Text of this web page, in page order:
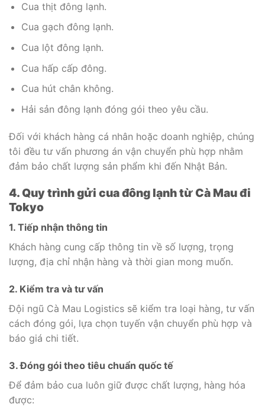
Cua thịt đông lạnh.
Cua gạch đông lạnh.
Cua lột đông lạnh.
Cua hấp cấp đông.
Cua hút chân không.
Hải sản đông lạnh đóng gói theo yêu cầu.
Đối với khách hàng cá nhân hoặc doanh nghiệp, chúng
tôi đều tư vấn phương án vận chuyển phù hợp nhằm
đảm bảo chất lượng sản phẩm khi đến Nhật Bản.
4. Quy trình gửi cua đông lạnh từ Cà Mau đi
Tokyo
1. Tiếp nhận thông tin
Khách hàng cung cấp thông tin về số lượng, trọng
lượng, địa chỉ nhận hàng và thời gian mong muốn.
2. Kiểm tra và tư vấn
Đội ngũ Cà Mau Logistics sẽ kiểm tra loại hàng, tư vấn
cách đóng gói, lựa chọn tuyến vận chuyển phù hợp và
báo giá chi tiết.
3. Đóng gói theo tiêu chuẩn quốc tế
Để đảm bảo cua luôn giữ được chất lượng, hàng hóa
được: